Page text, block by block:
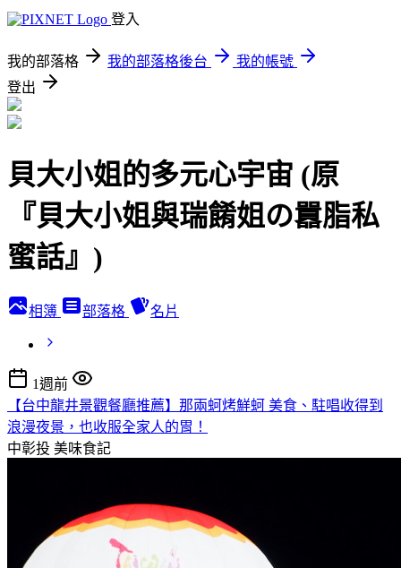
登入
我的部落格 我的部落格後台
我的帳號
登出
貝大小姐的多元心宇宙 (原
『貝大小姐與瑞餚姐の囂脂私
蜜話』)
相簿 部落格 名片
1週前
【台中龍井景觀餐廳推薦】那兩蚵烤鮮蚵 美食、駐唱收得到
浪漫夜景，也收服全家人的胃！
中彰投 美味食記